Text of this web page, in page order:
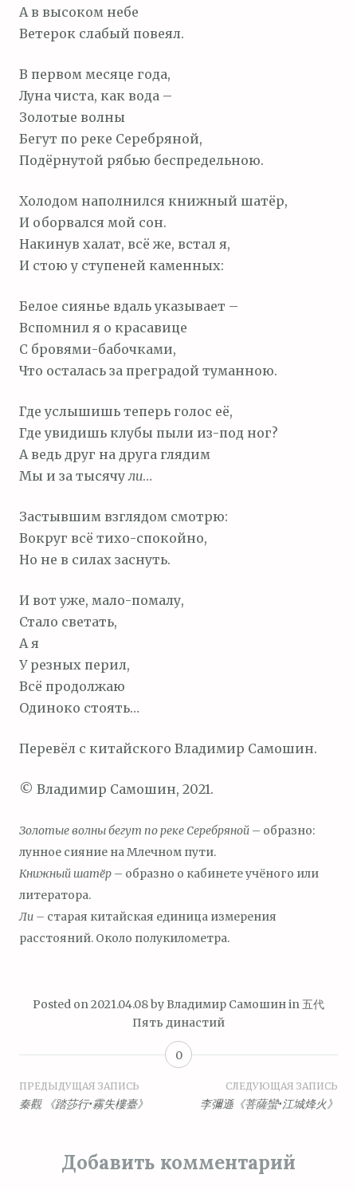
А в высоком небе
Ветерок слабый повеял.
В первом месяце года,
Луна чиста, как вода –
Золотые волны
Бегут по реке Серебряной,
Подёрнутой рябью беспредельною.
Холодом наполнился книжный шатёр,
И оборвался мой сон.
Накинув халат, всё же, встал я,
И стою у ступеней каменных:
Белое сиянье вдаль указывает –
Вспомнил я о красавице
С бровями-бабочками,
Что осталась за преградой туманною.
Где услышишь теперь голос её,
Где увидишь клубы пыли из-под ног?
А ведь друг на друга глядим
Мы и за тысячули…
Застывшим взглядом смотрю:
Вокруг всё тихо-спокойно,
Но не в силах заснуть.
И вот уже, мало-помалу,
Стало светать,
А я
У резных перил,
Всё продолжаю
Одиноко стоять…
Перевёл с китайского Владимир Самошин.
© Владимир Самошин, 2021.
Золотые волны бегут по реке Серебряной – образно:
лунное сияние на Млечном пути.
Книжный шатёр – образно о кабинете учёного или
литератора.
Ли – старая китайская единица измерения
расстояний. Около полукилометра.
Posted on 2021.04.08by Владимир Самошинin 五代
Пять династий
0
Навигация
записям
ПРЕДЫДУЩАЯ ЗАПИСЬ
秦觀 《踏莎行•霧失樓臺》
СЛЕДУЮЩАЯ ЗАПИСЬ
李彌遜《菩薩蠻•江城烽火》
Добавить комментарий